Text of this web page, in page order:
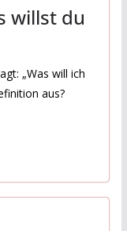
willst du
„Was will ich
aus?